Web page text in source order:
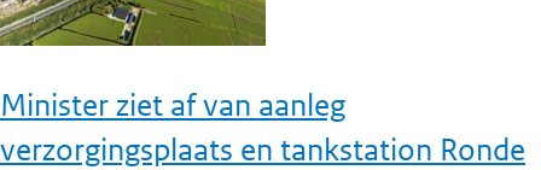
Minister ziet af van aanleg
verzorgingsplaats en tankstation Ronde